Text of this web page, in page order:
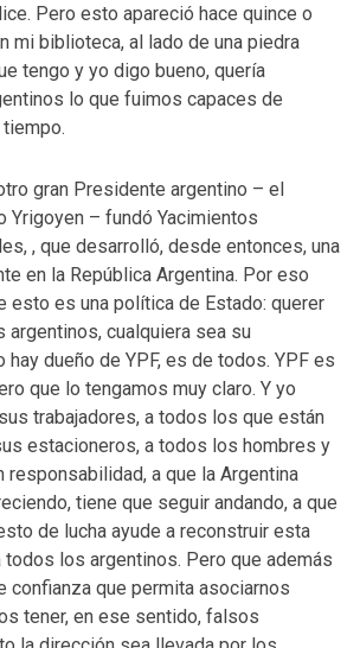
Pero esto apareció hace quince o
mi biblioteca, al lado de una piedra
tengo y yo digo bueno, quería
lo que fuimos capaces de
gran Presidente argentino – el
Yrigoyen – fundó Yacimientos
, que desarrolló, desde entonces, una
en la República Argentina. Por eso
esto es una política de Estado: querer
argentinos, cualquiera sea su
hay dueño de YPF, es de todos. YPF es
que lo tengamos muy claro. Y yo
trabajadores, a todos los que están
estacioneros, a todos los hombres y
responsabilidad, a que la Argentina
tiene que seguir andando, a que
de lucha ayude a reconstruir esta
todos los argentinos. Pero que además
confianza que permita asociarnos
tener, en ese sentido, falsos